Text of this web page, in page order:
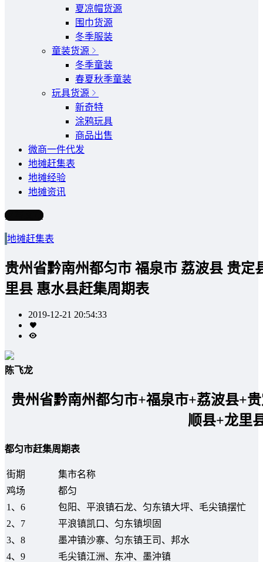
夏凉帽货源
围巾货源
冬季服装
童装货源
冬季童装
春夏秋季童装
玩具货源
新奇特
涂鸦玩具
商品出售
微商一件代发
地摊赶集表
地摊经验
地摊资讯
写文章
地摊赶集表
贵州省黔南州都匀市 福泉市 荔波县 贵
里县 惠水县赶集周期表
2019-12-21 20:54:33
陈飞龙
贵州省黔南州都匀市+福泉市+荔波县+
顺县+龙里
都匀市赶集周期表
街期
集市名称
鸡场
都匀
1、6
包阳、平浪镇石龙、匀东镇大坪、毛尖镇摆忙
2、7
平浪镇凯口、匀东镇坝固
3、8
墨冲镇沙寨、匀东镇王司、邦水
4、9
毛尖镇江洲、东冲、墨沖镇